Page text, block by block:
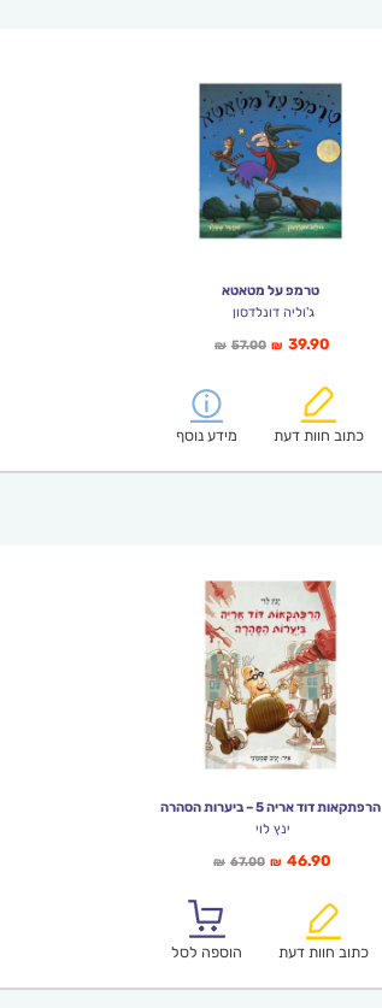
טרמפ על מטאטא
ג'וליה דונלדסון
₪ 57.00המחיר
₪57.00.
₪ 39.90
הוא:
כתוב חוות דעת
מידע נוסף
הרפתקאות דוד אריה 5 – ביערות הסהרה
ינץ לוי
₪ 67.00המחיר
₪67.00.
₪ 46.90
הוא:
כתוב חוות דעת
הוספה לסל